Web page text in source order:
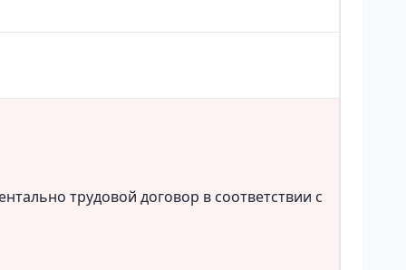
трудовой договор в соответствии с